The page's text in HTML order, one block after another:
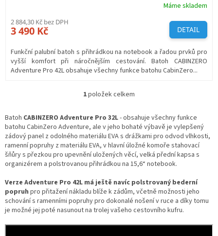
Máme skladem
2 884,30 Kč bez DPH
3 490 Kč DETAIL
Funkční palubní batoh s přihrádkou na notebook a řadou prvků pro
vyšší komfort při náročnějším cestování. Batoh CABINZERO
Adventure Pro 42L obsahuje všechny funkce batohu CabinZero...
O
l
á
d
a
c
í
r
v
k
y
ý
1položek celkem
Batoh CABINZERO Adventure Pro 32L- obsahuje všechny funkce
batohu CabinZero Adventure, ale v jeho bohaté výbavě je vylepšený
zádový panel z odolného materiálu EVA s drážkami pro odvod vlhkosti,
ramenní popruhy z materiálu EVA, v hlavní úložné komoře stahovací
šňůry s přezkou pro upevnění uložených věcí, velká přední kapsa s
organizérem a polstrovanou přihrádkou na 15,6“ notebook.
Verze Adventure Pro 42L má ještě navíc polstrovaný bederní
popruh pro přitažení nákladu blíže k zádům, včetně možnosti jeho
schování s ramenními popruhy pro dokonalé nošení v ruce a díky tomu
je možné jej poté nasunout na trolej vašeho cestovního kufru.